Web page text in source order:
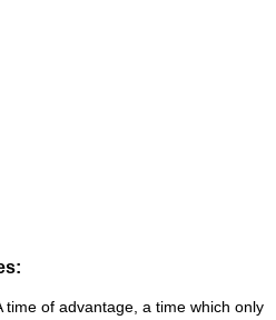
time of advantage, a time which only